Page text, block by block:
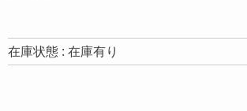
在庫状態 : 在庫有り